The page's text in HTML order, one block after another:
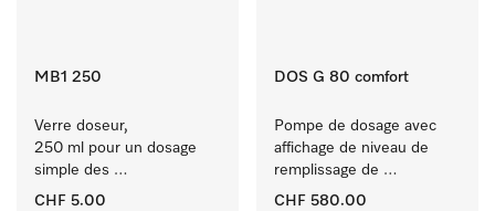
MB1 250
Verre doseur,
250 ml pour un dosage
simple des
produits ProCare.
CHF 5.00
DOS G 80 comfort
Pompe de dosage avec
affichage de niveau de
remplissage de
détergents liquides.
CHF 580.00